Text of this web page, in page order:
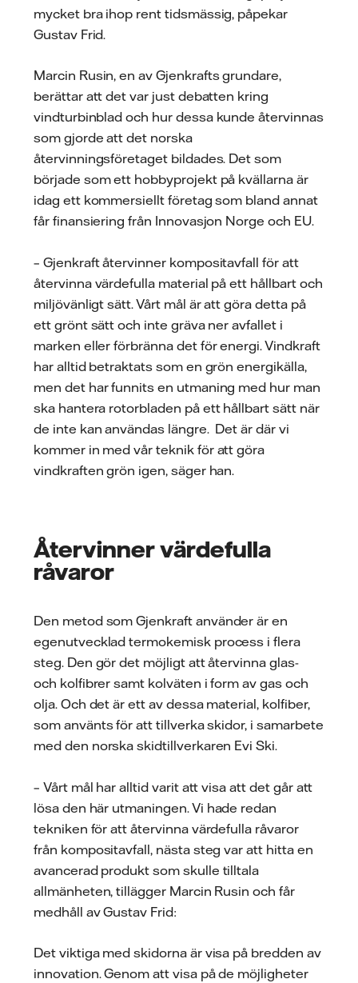
mycket bra ihop rent tidsmässig, påpekar
Gustav Frid.
Marcin Rusin, en av Gjenkrafts grundare,
berättar att det var just debatten kring
vindturbinblad och hur dessa kunde återvinnas
som gjorde att det norska
återvinningsföretaget bildades. Det som
började som ett hobbyprojekt på kvällarna är
idag ett kommersiellt företag som bland annat
får finansiering från Innovasjon Norge och EU.
– Gjenkraft återvinner kompositavfall för att
återvinna värdefulla material på ett hållbart och
miljövänligt sätt. Vårt mål är att göra detta på
ett grönt sätt och inte gräva ner avfallet i
marken eller förbränna det för energi. Vindkraft
har alltid betraktats som en grön energikälla,
men det har funnits en utmaning med hur man
ska hantera rotorbladen på ett hållbart sätt när
de inte kan användas längre. Det är där vi
kommer in med vår teknik för att göra
vindkraften grön igen, säger han.
Återvinner värdefulla
råvaror
Den metod som Gjenkraft använder är en
egenutvecklad termokemisk process i flera
steg. Den gör det möjligt att återvinna glas-
och kolfibrer samt kolväten i form av gas och
olja. Och det är ett av dessa material, kolfiber,
som använts för att tillverka skidor, i samarbete
med den norska skidtillverkaren Evi Ski.
– Vårt mål har alltid varit att visa att det går att
lösa den här utmaningen. Vi hade redan
tekniken för att återvinna värdefulla råvaror
från kompositavfall, nästa steg var att hitta en
avancerad produkt som skulle tilltala
allmänheten, tillägger Marcin Rusin och får
medhåll av Gustav Frid:
Det viktiga med skidorna är visa på bredden av
innovation. Genom att visa på de möjligheter